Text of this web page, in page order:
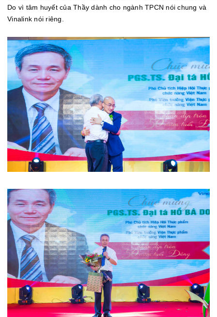
Do vì tâm huyết của Thầy dành cho ngành TPCN nói chung và
Vinalink nói riêng.